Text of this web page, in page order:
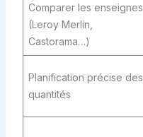
Comparer les enseignes
(Leroy Merlin,
Castorama…)
Planification précise des
quantités